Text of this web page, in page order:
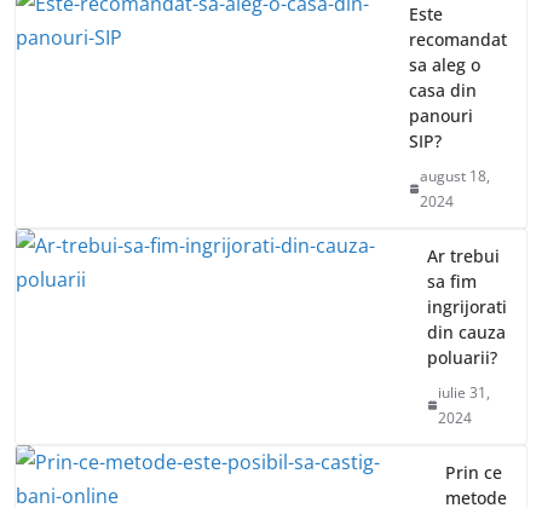
Este
recomandat
sa aleg o
casa din
panouri
SIP?
august 18,
2024
Ar trebui
sa fim
ingrijorati
din cauza
poluarii?
iulie 31,
2024
Prin ce
metode